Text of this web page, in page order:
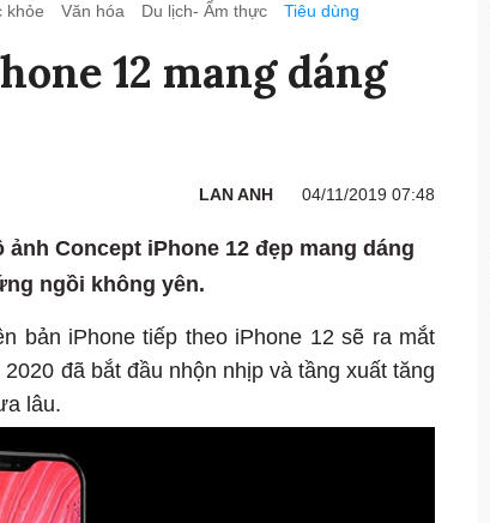
khỏe Văn hóa Du lịch- Ẩm thực Tiêu dùng
12 mang dáng
LAN ANH 04/11/2019 07:48
Concept iPhone 12 đẹp mang dáng
ngồi không yên.
bản iPhone tiếp theo iPhone 12 sẽ ra mắt
đã bắt đầu nhộn nhịp và tầng xuất tăng
lâu.